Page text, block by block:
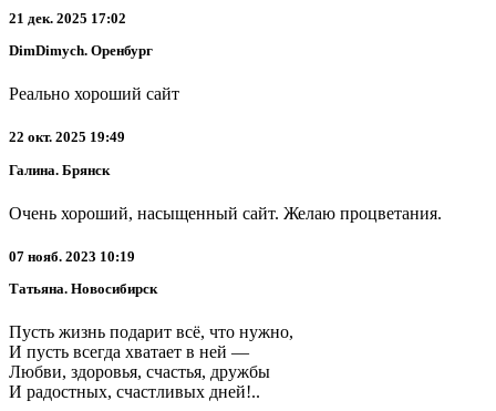
21 дек. 2025 17:02
DimDimych. Оренбург
Реально хороший сайт
22 окт. 2025 19:49
Галина. Брянск
Очень хороший, насыщенный сайт. Желаю процветания.
07 нояб. 2023 10:19
Татьяна. Новосибирск
Пусть жизнь подарит всё, что нужно,
И пусть всегда хватает в ней —
Любви, здоровья, счастья, дружбы
И радостных, счастливых дней!..